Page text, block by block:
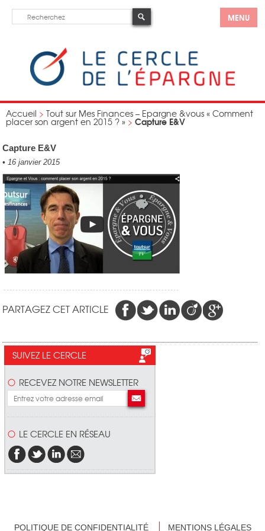
MENU
Accueil > Tout sur Mes Finances – Epargne &vous « Comment
placer son argent en 2015 ? » > Capture E&V
Capture E&V
• 16 janvier 2015
PARTAGEZ CET ARTICLE
SUIVEZ LE CERCLE
RECEVEZ NOTRE NEWSLETTER
LE CERCLE EN RÉSEAU
POLITIQUE DE CONFIDENTIALITÉ MENTIONS LÉGALES